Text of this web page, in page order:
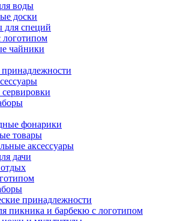
воды
доски
специй
логотипом
чайники
фонарики
товары
аксессуары
дачи
принадлежности
пикника и барбекю с логотипом